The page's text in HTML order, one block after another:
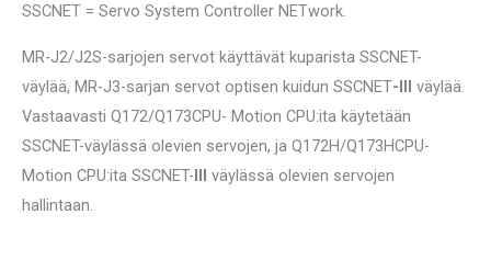
SSCNET = Servo System Controller NETwork.
MR-J2/J2S-sarjojen servot käyttävät kuparista SSCNET-
väylää, MR-J3-sarjan servot optisen kuidun SSCNET-III väylää.
Vastaavasti Q172/Q173CPU- Motion CPU:ita käytetään
SSCNET-väylässä olevien servojen, ja Q172H/Q173HCPU-
Motion CPU:ita SSCNET-III väylässä olevien servojen
hallintaan.